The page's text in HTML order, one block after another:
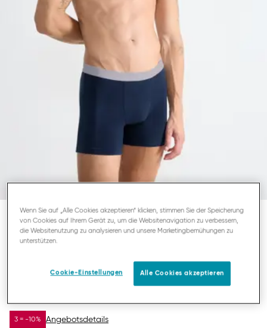
SLOGGI MEN GO ABC 2.0
3 = -10% Angebotsdetails
Wenn Sie auf „Alle Cookies akzeptieren“ klicken, stimmen Sie der Speicherung
von Cookies auf Ihrem Gerät zu, um die Websitenavigation zu verbessern,
die Websitenutzung zu analysieren und unsere Marketingbemühungen zu
unterstützen.
Cookie-Einstellungen Alle Cookies akzeptieren